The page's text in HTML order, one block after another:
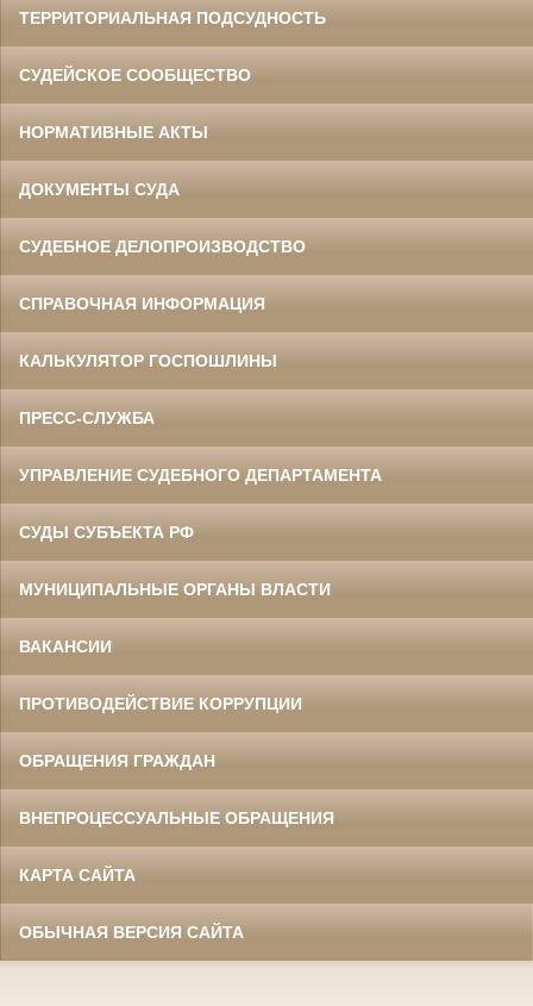
ТЕРРИТОРИАЛЬНАЯ ПОДСУДНОСТЬ
СУДЕЙСКОЕ СООБЩЕСТВО
НОРМАТИВНЫЕ АКТЫ
ДОКУМЕНТЫ СУДА
СУДЕБНОЕ ДЕЛОПРОИЗВОДСТВО
СПРАВОЧНАЯ ИНФОРМАЦИЯ
КАЛЬКУЛЯТОР ГОСПОШЛИНЫ
ПРЕСС-СЛУЖБА
УПРАВЛЕНИЕ СУДЕБНОГО ДЕПАРТАМЕНТА
СУДЫ СУБЪЕКТА РФ
МУНИЦИПАЛЬНЫЕ ОРГАНЫ ВЛАСТИ
ВАКАНСИИ
ПРОТИВОДЕЙСТВИЕ КОРРУПЦИИ
ОБРАЩЕНИЯ ГРАЖДАН
ВНЕПРОЦЕССУАЛЬНЫЕ ОБРАЩЕНИЯ
КАРТА САЙТА
ОБЫЧНАЯ ВЕРСИЯ САЙТА